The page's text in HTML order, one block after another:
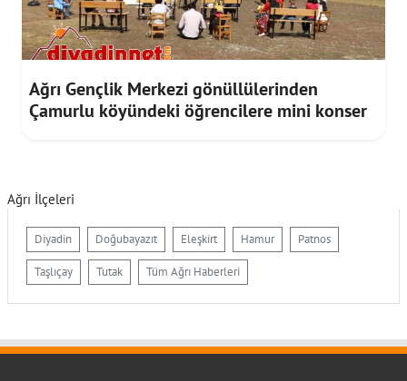
Ağrı Gençlik Merkezi gönüllülerinden
Çamurlu köyündeki öğrencilere mini konser
Ağrı İlçeleri
Diyadin Doğubayazıt Eleşkirt Hamur Patnos
Taşlıçay Tutak Tüm Ağrı Haberleri